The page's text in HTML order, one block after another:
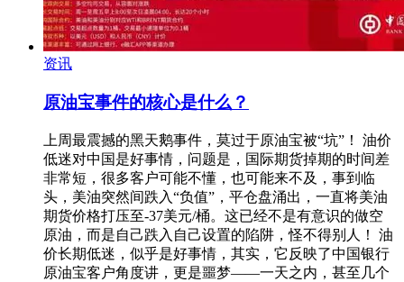
资讯
原油宝事件的核心是什么？
上周最震撼的黑天鹅事件，莫过于原油宝被“坑”！ 油价
低迷对中国是好事情，问题是，国际期货掉期的时间差
非常短，很多客户可能不懂，也可能来不及，事到临
头，美油突然间跌入“负值”，平仓盘涌出，一直将美油
期货价格打压至-37美元/桶。这已经不是有意识的做空
原油，而是自己跌入自己设置的陷阱，怪不得别人！ 油
价长期低迷，似乎是好事情，其实，它反映了中国银行
原油宝客户角度讲，更是噩梦——一天之内，甚至几个